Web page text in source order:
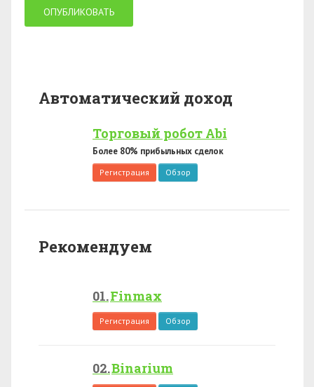
Автоматический доход
Торговый робот Abi
Более 80% прибыльных сделок
Регистрация Обзор
Рекомендуем
Finmax
Регистрация Обзор
Binarium